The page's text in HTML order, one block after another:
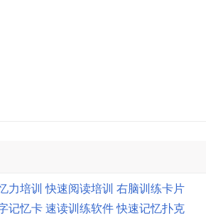
力培训 快速阅读培训 右脑训练卡片
记忆卡 速读训练软件 快速记忆扑克